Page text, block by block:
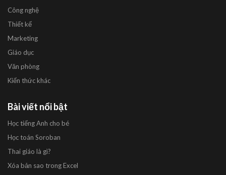
Công nghệ
Thiết kế
Marketing
Giáo dục
Văn phòng
Kiến thức khác
Bài viết nổi bật
Học tiếng Anh cho bé
Học toán Soroban
Thai giáo là gì?
Xóa bản sao trong Excel